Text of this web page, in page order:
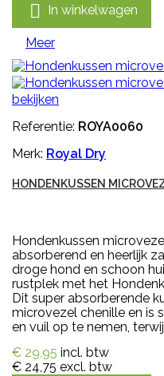
 In winkelwagen
Meer
bekijken
Referentie: ROYA0060
Merk: Royal Dry
HONDENKUSSEN
Hondenkussen
absorberend en heerlijk
droge hond en schoon
rustplek met het
Dit super absorberende
microvezel chenille en is
en vuil op te nemen,
€ 29,95 incl. btw
€ 24,75 excl. btw